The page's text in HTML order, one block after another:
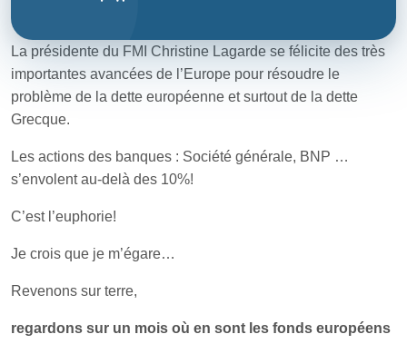
La présidente du FMI Christine Lagarde se félicite des très
importantes avancées de l’Europe pour résoudre le
problème de la dette européenne et surtout de la dette
Grecque.
Les actions des banques : Société générale, BNP …
s’envolent au-delà des 10%!
C’est l’euphorie!
Je crois que je m’égare…
Revenons sur terre,
regardons sur un mois où en sont les fonds européens